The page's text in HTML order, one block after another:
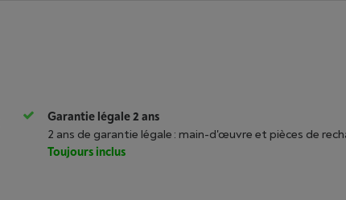
Garantie légale 2 ans
2 ans de garantie légale : main-d'œuvre et pièces de
Toujours inclus